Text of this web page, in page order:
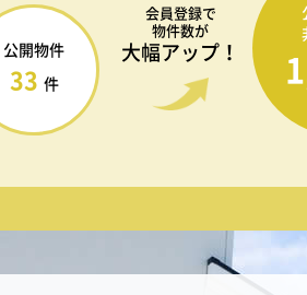
会員登録で
物件数が
大幅アップ！
公開物件
33 件